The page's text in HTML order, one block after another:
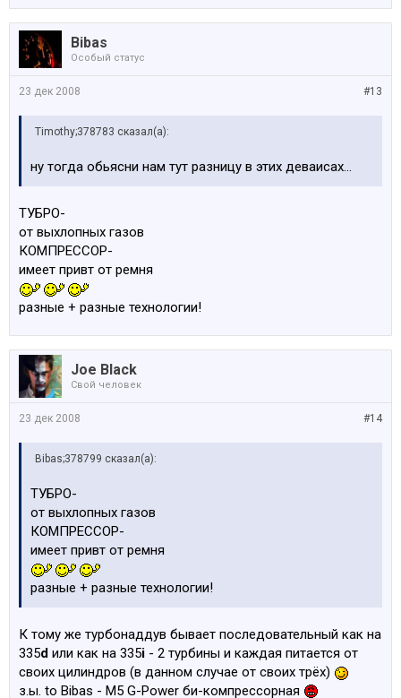
Bibas
Особый статус
#13
23 дек 2008
Timothy;378783 сказал(а):
ну тогда обьясни нам тут разницу в этих деваисах...
ТУБРО-
от выхлопных газов
КОМПРЕССОР-
имеет привт от ремня
разные + разные технологии!
Joe Black
Свой человек
#14
23 дек 2008
Bibas;378799 сказал(а):
ТУБРО-
от выхлопных газов
КОМПРЕССОР-
имеет привт от ремня
разные + разные технологии!
К тому же турбонаддув бывает последовательный как на
335d или как на 335i - 2 турбины и каждая питается от
своих цилиндров (в данном случае от своих трёх)
з.ы. to Bibas - М5 G-Power би-компрессорная